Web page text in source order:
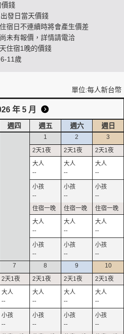
價錢
發日當天價錢
宿日不連續時將會產生價差
未有報價，詳情請電洽
住宿1晚的價錢
11歲
單位:每人新台幣
年 5 月
週四 週五 週六 週日
1
--
--
--
--
2
--
--
--
--
3
--
--
--
--
7
--
--
8
--
--
9
--
--
10
--
--